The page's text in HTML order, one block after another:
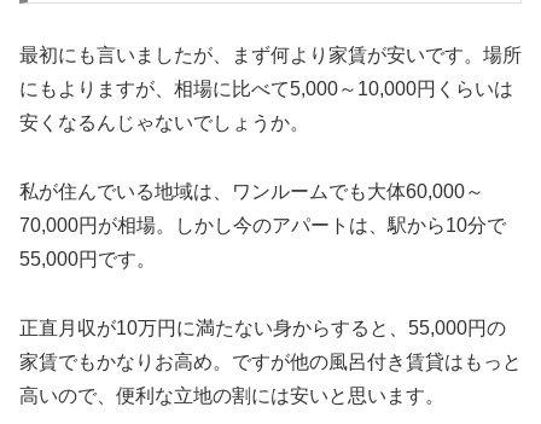
最初にも言いましたが、まず何より家賃が安いです。場所
にもよりますが、相場に比べて5,000～10,000円くらいは
安くなるんじゃないでしょうか。
私が住んでいる地域は、ワンルームでも大体60,000～
70,000円が相場。しかし今のアパートは、駅から10分で
55,000円です。
正直月収が10万円に満たない身からすると、55,000円の
家賃でもかなりお高め。ですが他の風呂付き賃貸はもっと
高いので、便利な立地の割には安いと思います。